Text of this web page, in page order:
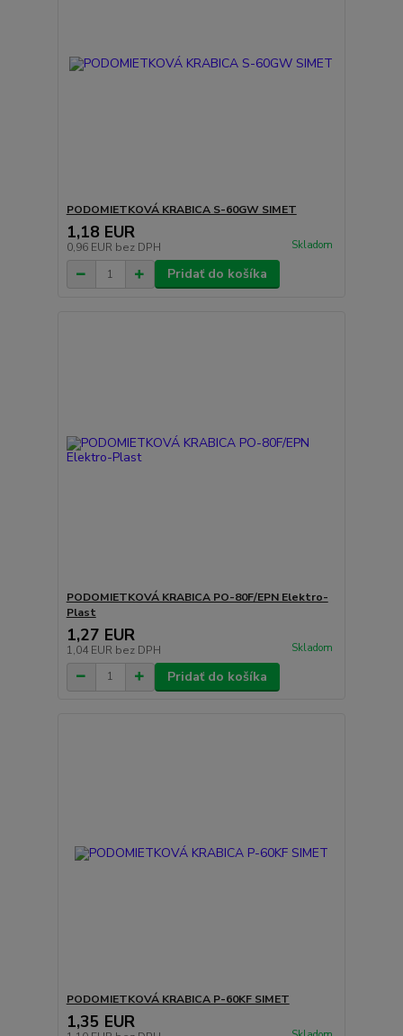
PODOMIETKOVÁ KRABICA S-60GW SIMET
1,18 EUR
0,96 EUR bez DPH Skladom
Pridať do košíka
PODOMIETKOVÁ KRABICA PO-80F/EPN Elektro-
Plast
1,27 EUR
1,04 EUR bez DPH Skladom
Pridať do košíka
PODOMIETKOVÁ KRABICA P-60KF SIMET
1,35 EUR